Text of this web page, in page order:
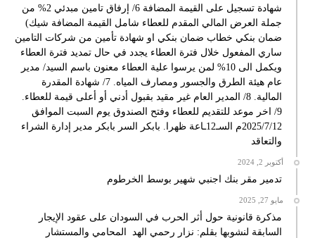
شهادة تسجيل على القيمة المضافة 6/ إرفاق تامين مبدئي 2% من
جملة العرض المالي المقدم للعطاء شامل القيمة المضافة شيك)
ضمان بنكي خطاب ضمان بنكي او شهادة تأمين من شركات التامين
ساري المفعول خلال فترة العطاء يجدد في حال تمديد فترة العطاء
ويكمل الى 10% لمن يرسوا علية العطاء معنون باسم السيد/ مدير
عام هيئة الطرق والجسور ومصارف المياه. 7/ شهادة المقدرة
المالية. 8/ المدير العام غير مقيد بقبول أدني أو أعلى قيمة للعطاء.
9/ اخر موعد للتقديم للعطاء وفتح الصندوق يوم السبت الموافق
2025/7/12م السـ12ـاعة ظهرا. بابكر السر بابكر مدير إدارة الشراء
والتعاقد
أكتوبر 2, 2024
تدمير مقر بنك اجنبي شهير بوسط الخرطوم
مايو 27, 2025
مذكرة قانونية حول أثر الحرب في السودان على عقود الإيجار
السابقة لنشوبها بقلم: نزار رحمي الهد المحامي والمستشار